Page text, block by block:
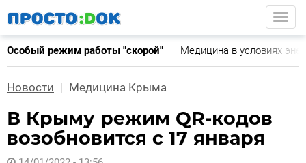
основному
содержанию
Особый режим работы "скорой" Медицина в условиях
Новости Медицина Крыма
В Крыму режим QR-кодов
возобновится с 17 января